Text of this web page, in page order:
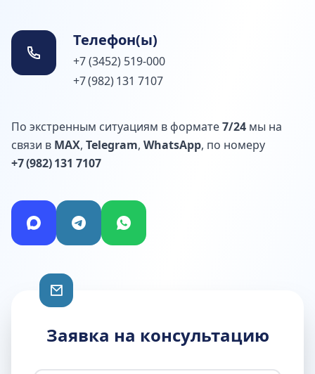
Телефон(ы)
+7 (3452) 519-000
+7 (982) 131 7107
По экстренным ситуациям в формате7/24 мы на
связи в MAX, Telegram, WhatsApp, по номеру
+7 (982) 131 7107
Заявка на консультацию